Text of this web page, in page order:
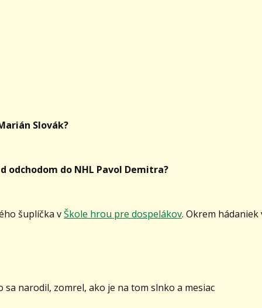
Slovák?
odchodom do NHL Pavol Demitra?
šuplíčka vŠkole hrou pre dospelákov. Okrem hádaniek
narodil, zomrel, ako je na tom slnko a mesiac